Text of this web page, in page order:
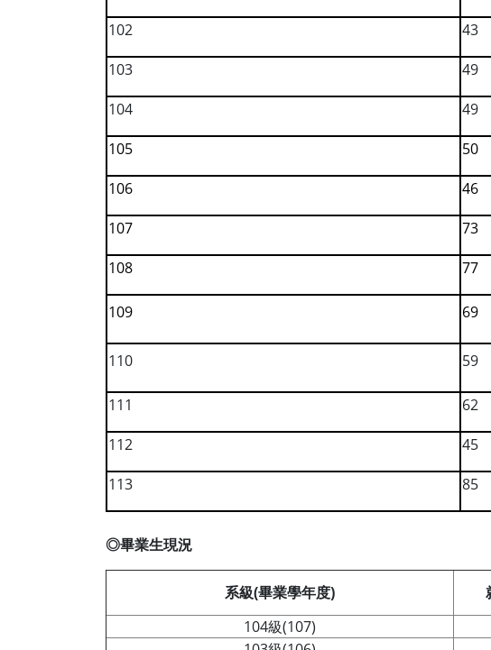
102 43
103
49
104
49
105
50
106
46
107
73
108
77
109 69
110 59
111 62
112
45
113
85
◎畢業生現況
系級(畢業學年度)
104級(107)